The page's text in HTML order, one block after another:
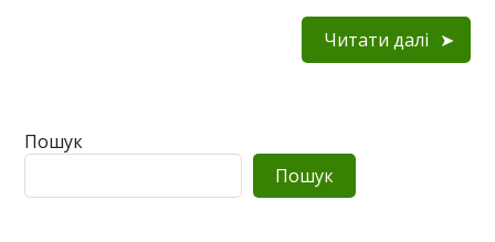
Читати далі
Пошук
Пошук